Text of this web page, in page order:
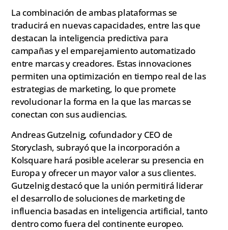
La combinación de ambas plataformas se
traducirá en nuevas capacidades, entre las que
destacan la inteligencia predictiva para
campañas y el emparejamiento automatizado
entre marcas y creadores. Estas innovaciones
permiten una optimización en tiempo real de las
estrategias de marketing, lo que promete
revolucionar la forma en la que las marcas se
conectan con sus audiencias.
Andreas Gutzelnig, cofundador y CEO de
Storyclash, subrayó que la incorporación a
Kolsquare hará posible acelerar su presencia en
Europa y ofrecer un mayor valor a sus clientes.
Gutzelnig destacó que la unión permitirá liderar
el desarrollo de soluciones de marketing de
influencia basadas en inteligencia artificial, tanto
dentro como fuera del continente europeo.